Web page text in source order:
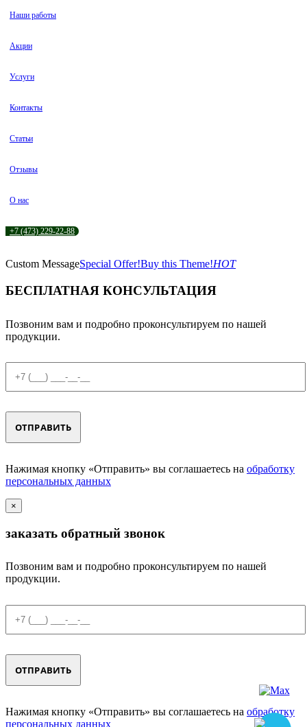
Наши работы
Акции
Услуги
Контакты
Статьи
Отзывы
О нас
+7 (473) 229-22-88
Custom MessageSpecial Offer!Buy this Theme!HOT
БЕСПЛАТНАЯ КОНСУЛЬТАЦИЯ
Позвоним вам и подробно проконсультируем по нашей
продукции.
Нажимая кнопку «Отправить» вы соглашаетесь на обработку
персональных данных
×
заказать обратный звонок
Позвоним вам и подробно проконсультируем по нашей
продукции.
Нажимая кнопку «Отправить» вы соглашаетесь на обработку
персональных данных